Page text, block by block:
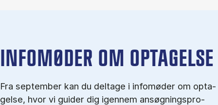
IN­FO­MØ­DER OM OP­TA­GEL­SE
Fra september kan du del­tage i in­fo­mø­der om op­ta­
gel­se, hvor vi gu­i­der dig igen­nem an­søg­nings­pro­